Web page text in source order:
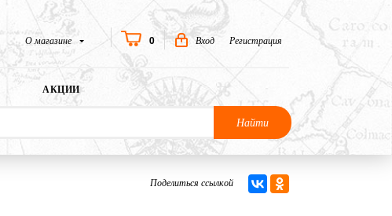
О магазине 0 Вход Регистрация
АКЦИИ
Найти
Поделиться ссылкой